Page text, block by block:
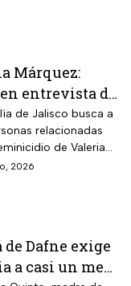
Márquez:
entrevista de
de la torre en
deslindó del
de su
de Jalisco busca a
relacionadas
de Valeria
mientras vuelve a
2026
de Dafne exige
a casi un mes